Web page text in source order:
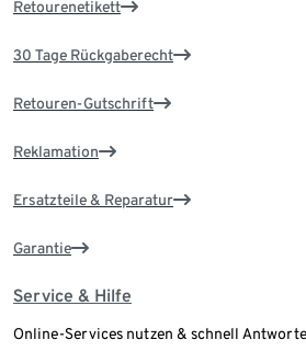
Retourenetikett
30 Tage Rückgaberecht
Retouren-Gutschrift
Reklamation
Ersatzteile & Reparatur
Garantie
Service & Hilfe
Online-Services nutzen & schnell